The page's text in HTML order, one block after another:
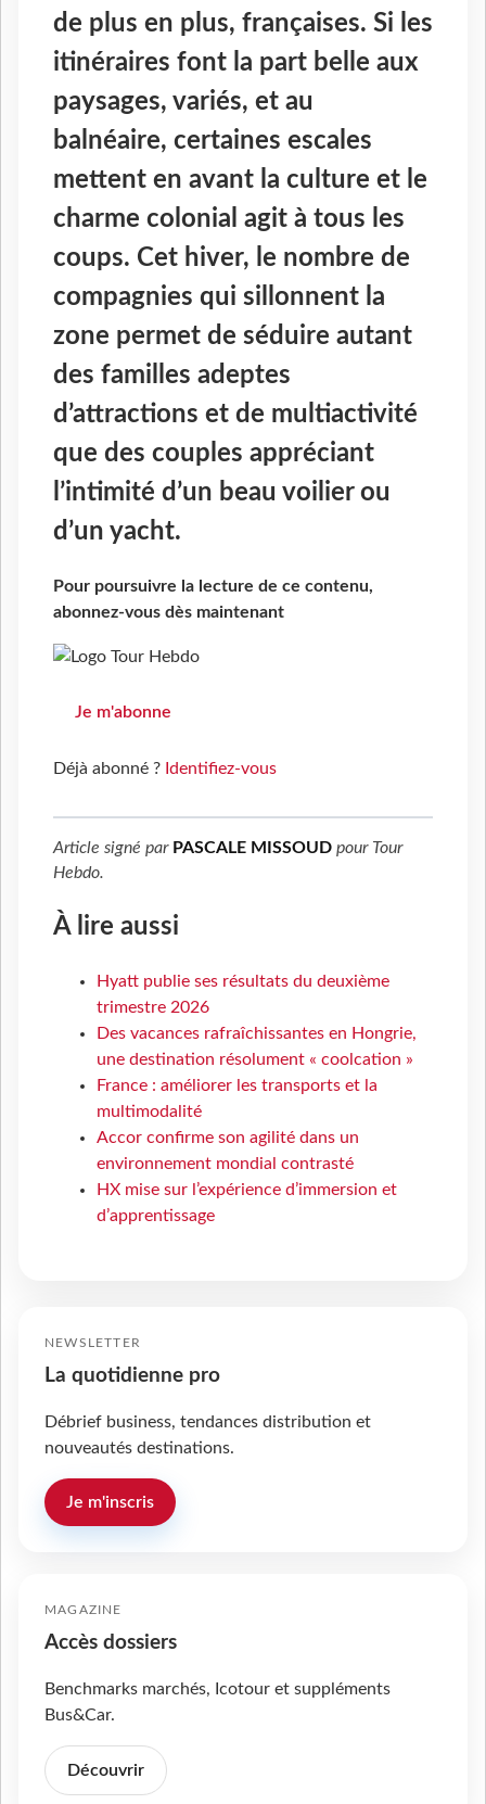
de plus en plus, françaises. Si les
itinéraires font la part belle aux
paysages, variés, et au
balnéaire, certaines escales
mettent en avant la culture et le
charme colonial agit à tous les
coups. Cet hiver, le nombre de
compagnies qui sillonnent la
zone permet de séduire autant
des familles adeptes
d’attractions et de multiactivité
que des couples appréciant
l’intimité d’un beau voilier ou
d’un yacht.
Pour poursuivre la lecture de ce contenu,
abonnez-vous dès maintenant
Je m'abonne
Déjà abonné ? Identifiez-vous
Article signé par PASCALE MISSOUD pour Tour
Hebdo.
À lire aussi
Hyatt publie ses résultats du deuxième
trimestre 2026
Des vacances rafraîchissantes en Hongrie,
une destination résolument « coolcation »
France : améliorer les transports et la
multimodalité
Accor confirme son agilité dans un
environnement mondial contrasté
HX mise sur l’expérience d’immersion et
d’apprentissage
NEWSLETTER
La quotidienne pro
Débrief business, tendances distribution et
nouveautés destinations.
Je m'inscris
MAGAZINE
Accès dossiers
Benchmarks marchés, Icotour et suppléments
Bus&Car.
Découvrir